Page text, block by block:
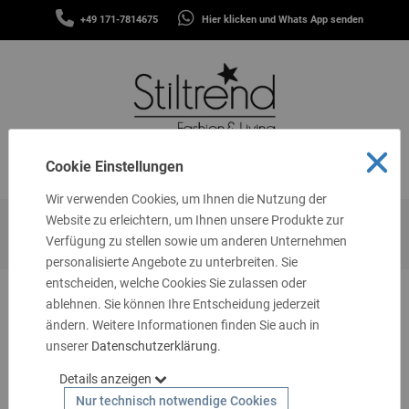
+49 171-7814675 Hier klicken und Whats App senden
MENÜ
SCHALS
STIRNBÄNDER
GUTSCHEINE
TASCHEN
&
MEHR
LIVING
SCHMUCK
SOCKEN
Fashion Blazer & Jacken
Cookie Einstellungen
Wir verwenden Cookies, um Ihnen die Nutzung der
Website zu erleichtern, um Ihnen unsere Produkte zur
Verfügung zu stellen sowie um anderen Unternehmen
personalisierte Angebote zu unterbreiten. Sie
entscheiden, welche Cookies Sie zulassen oder
ablehnen. Sie können Ihre Entscheidung jederzeit
ändern. Weitere Informationen finden Sie auch in
unserer Datenschutzerklärung.
Details anzeigen
Nur technisch notwendige Cookies